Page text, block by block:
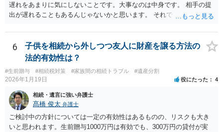
遅れをあまりに気にしないことです。大事なのは中身です。 相手の提
出が遅れることもあるんじゃないかと思います。 それでもあなた有利
6
子供を相続から外しつつ友人に財産を譲る方法の
法的有効性は？
#生前贈与 #相続税対策 #家族間の相続トラブル #遺産分割
2026年1月19日 役にたった 4
相続・遺言に強い弁護士
髙橋 俊太 弁護士
ご検討中の方針については一定の有効性はあるものの、リスクも大き
いと思われます。生前贈与1000万円は有効でも、300万円の貸付が実